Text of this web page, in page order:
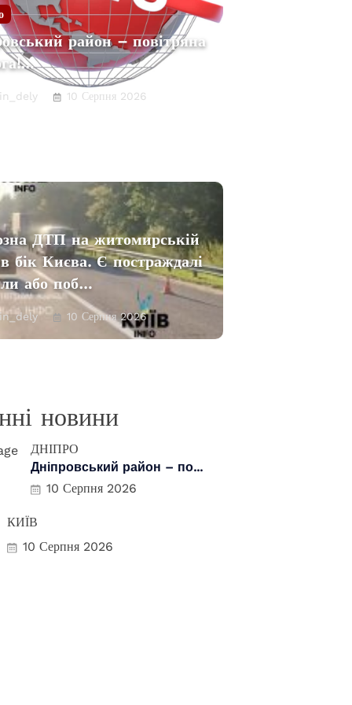
район – повітряна
10 Серпня 2026
ДТП на житомирській
бік Києва. Є постраждаліㅤ
або поб…
10 Серпня 2026
новини
ДНІПРО
Дніпровський район – по...
10 Серпня 2026
КИЇВ
10 Серпня 2026